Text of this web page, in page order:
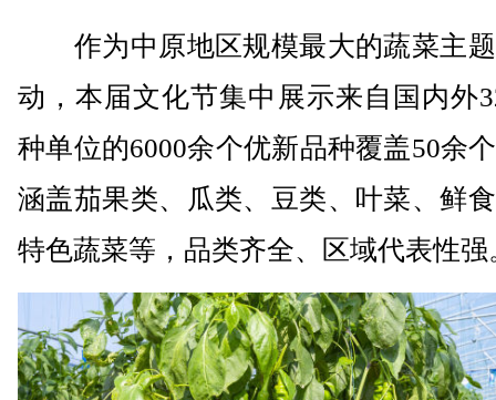
作为中原地区规模最大的蔬菜主
动，本届文化节集中展示来自国内外
种单位的6000余个优新品种覆盖50余
涵盖茄果类、瓜类、豆类、叶菜、鲜
特色蔬菜等，品类齐全、区域代表性强